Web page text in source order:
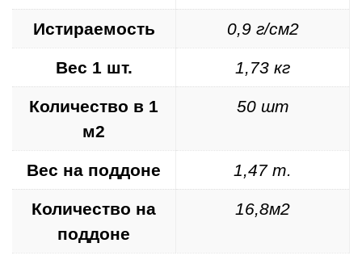
Истираемость 0,9 г/см2
Вес 1 шт. 1,73 кг
Количество в 1
м2
50 шт
Вес на поддоне 1,47 т.
Количество на
поддоне
16,8м2